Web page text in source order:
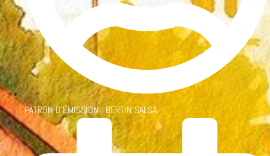
PATRON D'ÉMISSION :BERTIN SALSA